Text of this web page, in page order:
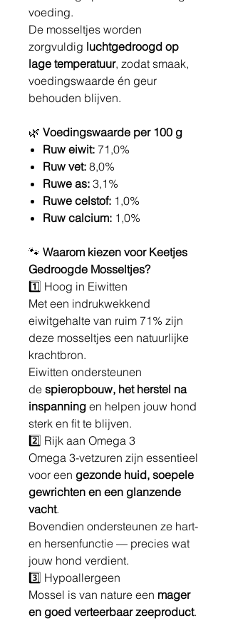
voeding.
De mosseltjes worden
zorgvuldig luchtgedroogd op
lage temperatuur, zodat smaak,
voedingswaarde én geur
behouden blijven.
🌿 Voedingswaarde per 100 g
Ruw eiwit: 71,0%
Ruw vet: 8,0%
Ruwe as: 3,1%
Ruwe celstof: 1,0%
Ruw calcium: 1,0%
🐾 Waarom kiezen voor Keetjes
Gedroogde Mosseltjes?
1️⃣ Hoog in Eiwitten
Met een indrukwekkend
eiwitgehalte van ruim 71% zijn
deze mosseltjes een natuurlijke
krachtbron.
Eiwitten ondersteunen
de spieropbouw, het herstel na
inspanning en helpen jouw hond
sterk en fit te blijven.
2️⃣ Rijk aan Omega 3
Omega 3-vetzuren zijn essentieel
voor een gezonde huid, soepele
gewrichten en een glanzende
vacht.
Bovendien ondersteunen ze hart-
en hersenfunctie — precies wat
jouw hond verdient.
3️⃣ Hypoallergeen
Mossel is van nature een mager
en goed verteerbaar zeeproduct.